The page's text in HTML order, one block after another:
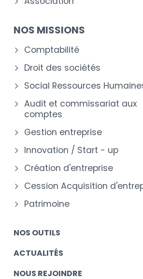
NOS MISSIONS
Comptabilité
Droit des sociétés
Social Ressources
Audit et commissariat aux
comptes
Gestion entreprise
Innovation / Start - up
Création d'entreprise
Cession Acquisition
Patrimoine
NOS OUTILS
ACTUALITÉS
NOUS REJOINDRE